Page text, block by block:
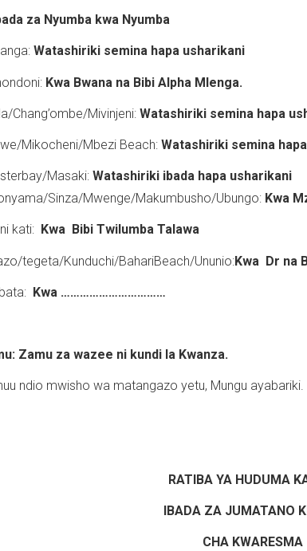
za Nyumba kwa Nyumba
Watashiriki semina hapa usharikani
Kwa Bwana na Bibi Alpha Mlenga.
Chang’ombe/Mivinjeni: Watashiriki semina hapa
Mikocheni/Mbezi Beach: Watashiriki semina
Masaki: Watashiriki ibada hapa usharikani
Sinza/Mwenge/Makumbusho/Ubungo: Kwa
kati: Kwa Bibi Twilumba Talawa
tegeta/Kunduchi/BahariBeach/Ununio:Kwa Dr na
Kwa ……………………………
Zamu za wazee ni kundi la Kwanza.
ndio mwisho wa matangazo yetu, Mungu ayabariki.
RATIBA YA HUDUMA
IBADA ZA JUMATANO
CHA KWARESMA